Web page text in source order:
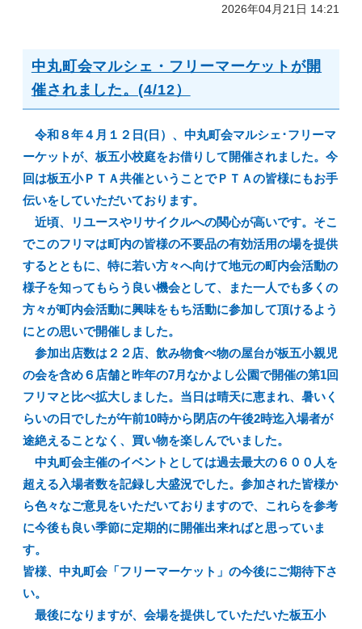
2026年04月21日 14:21
中丸町会マルシェ・フリーマーケットが開
催されました。(4/12）
令和８年４月１２日(日）、中丸町会マルシェ･フリーマ
ーケットが、板五小校庭をお借りして開催されました。今
回は板五小ＰＴＡ共催ということでＰＴＡの皆様にもお手
伝いをしていただいております。
近頃、リユースやリサイクルへの関心が高いです。そこ
でこのフリマは町内の皆様の不要品の有効活用の場を提供
するとともに、特に若い方々へ向けて地元の町内会活動の
様子を知ってもらう良い機会として、また一人でも多くの
方々が町内会活動に興味をもち活動に参加して頂けるよう
にとの思いで開催しました。
参加出店数は２２店、飲み物食べ物の屋台が板五小親児
の会を含め６店舗と昨年の7月なかよし公園で開催の第1回
フリマと比べ拡大しました。当日は晴天に恵まれ、暑いく
らいの日でしたが午前10時から閉店の午後2時迄入場者が
途絶えることなく、買い物を楽しんでいました。
中丸町会主催のイベントとしては過去最大の６００人を
超える入場者数を記録し大盛況でした。参加された皆様か
ら色々なご意見をいただいておりますので、これらを参考
に今後も良い季節に定期的に開催出来ればと思っていま
す。
皆様、中丸町会「フリーマーケット」の今後にご期待下さ
い。
最後になりますが、会場を提供していただいた板五小